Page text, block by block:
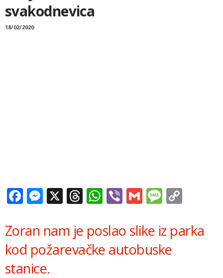
svakodnevica
18/02/2020
Facebook
Messenger
X Threads
WhatsApp
ViberGmail
Zoran nam je poslao slike iz parka
kod požarevačke autobuske
stanice.